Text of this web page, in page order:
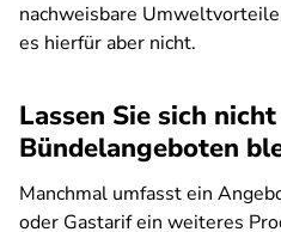
nachweisbare
es hierfür aber nicht.
Lassen Sie sich
Bündelangeboten
Manchmal umfasst ein
oder Gastarif ein weiteres